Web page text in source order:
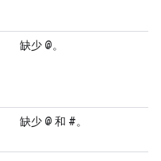
缺少 @。
缺少 @ 和 #。